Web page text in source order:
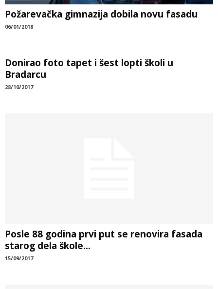
Požarevačka gimnazija dobila novu fasadu
06/01/2018
Donirao foto tapet i šest lopti školi u
Bradarcu
28/10/2017
Posle 88 godina prvi put se renovira fasada
starog dela škole...
15/09/2017